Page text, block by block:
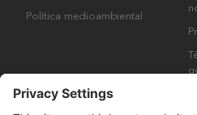
Política medioambiental